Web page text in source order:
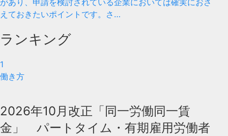
えておきたいポイントです。さ…
ランキング
1
働き方
2026年10月改正「同一労働同一賃
金」 パートタイム・有期雇用労働者